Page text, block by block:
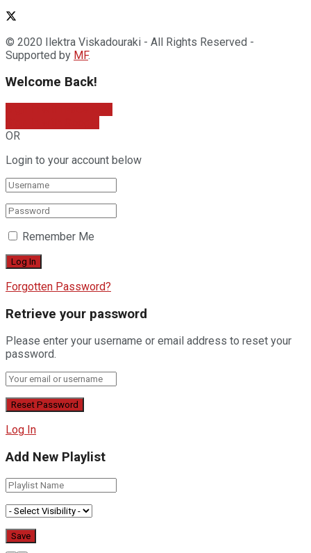
© 2020 Ilektra Viskadouraki - All Rights Reserved -
Supported by MF.
Welcome Back!
OR
Login to your account below
Remember Me
Forgotten Password?
Retrieve your password
Please enter your username or email address to reset your
password.
Log In
Add New Playlist